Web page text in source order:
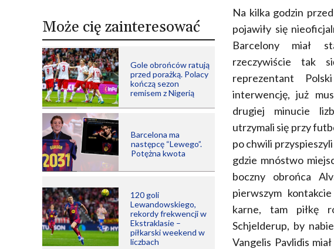
Może cię zainteresować
Gole obrońców ratują
przed porażką. Polacy
kończą sezon
remisem z Nigerią
Barcelona ma
następcę “Lewego”.
Potężna kwota
120 goli
Lewandowskiego,
rekordy frekwencji w
Ekstraklasie –
piłkarski weekend w
liczbach
Na kilka godzin
pojawiły się
Barcelony miał
rzeczywiście tak
reprezentant
interwencję, już
drugiej minucie
utrzymali się przy
po chwili
gdzie mnóstwo
boczny obrońca
pierwszym
karne, tam piłkę
Schjelderup, by
Vangelis Pavlidis